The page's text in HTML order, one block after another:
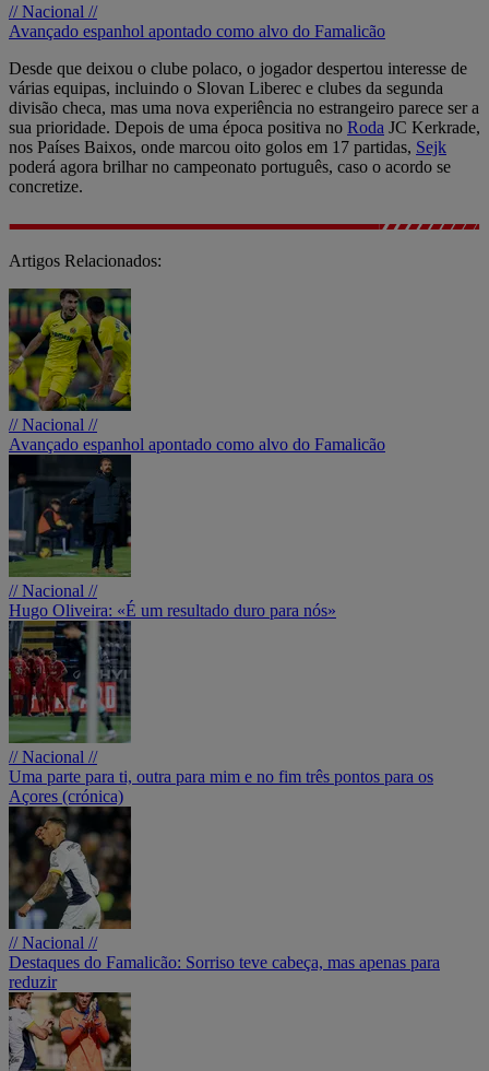
// Nacional //
Avançado espanhol apontado como alvo do Famalicão
Desde que deixou o clube polaco, o jogador despertou interesse de
várias equipas, incluindo o Slovan Liberec e clubes da segunda
divisão checa, mas uma nova experiência no estrangeiro parece ser a
sua prioridade. Depois de uma época positiva no Roda JC Kerkrade,
nos Países Baixos, onde marcou oito golos em 17 partidas, Sejk
poderá agora brilhar no campeonato português, caso o acordo se
concretize.
Artigos Relacionados:
// Nacional //
Avançado espanhol apontado como alvo do Famalicão
// Nacional //
Hugo Oliveira: «É um resultado duro para nós»
// Nacional //
Uma parte para ti, outra para mim e no fim três pontos para os
Açores (crónica)
// Nacional //
Destaques do Famalicão: Sorriso teve cabeça, mas apenas para
reduzir